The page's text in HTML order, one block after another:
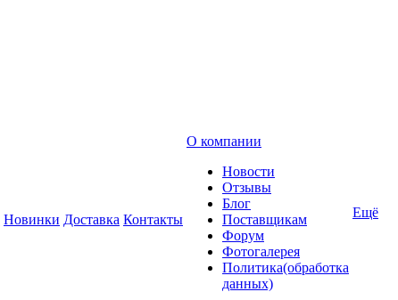
Новинки Доставка Контакты
О компании
Новости
Отзывы
Блог
Поставщикам
Форум
Фотогалерея
Политика(обработка
данных)
Ещё